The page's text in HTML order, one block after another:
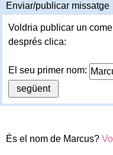
Enviar/publicar missatge
Voldria publicar un
després clica:
El seu primer nom:
És el nom de Marcus?